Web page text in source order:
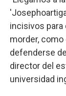
incisivos para
morder, como
defenderse
director del
universidad